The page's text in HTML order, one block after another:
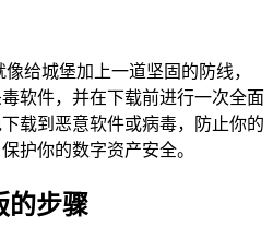
给城堡加上一道坚固的防线，
软件，并在下载前进行一次全面
载到恶意软件或病毒，防止你的
护你的数字资产安全。
的步骤